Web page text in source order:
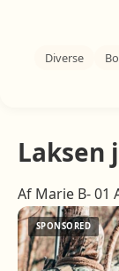
Diverse
Af Marie B- 01